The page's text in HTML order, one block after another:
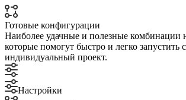
Готовые конфигурации
Наиболее удачные и полезные комбинации
которые помогут быстро и легко запустить
индивидуальный проект.
Настройки